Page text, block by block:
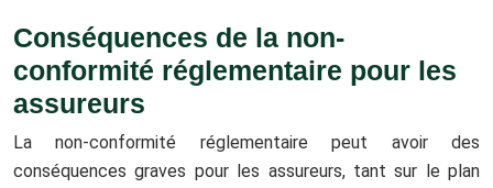
Conséquences de la non-
conformité réglementaire pour les
assureurs
La non-conformité réglementaire peut avoir des
conséquences graves pour les assureurs, tant sur le plan